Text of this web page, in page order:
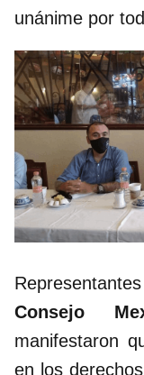
unánime por
Consejo
manifestaron
en los